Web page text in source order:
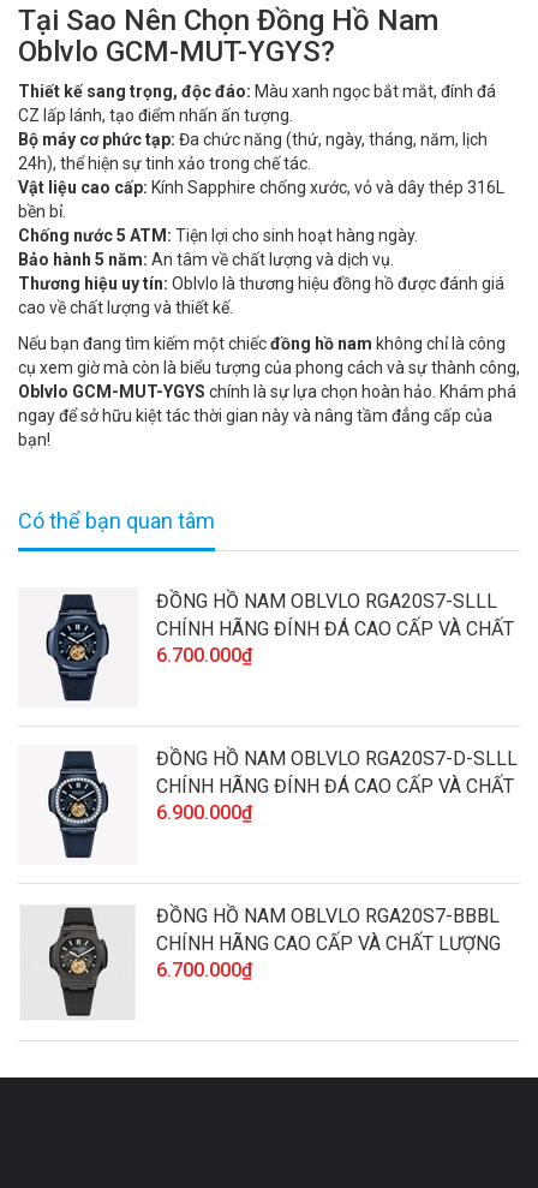
Tại Sao Nên Chọn Đồng Hồ Nam
Oblvlo GCM-MUT-YGYS?
Thiết kế sang trọng, độc đáo: Màu xanh ngọc bắt mắt, đính đá
CZ lấp lánh, tạo điểm nhấn ấn tượng.
Bộ máy cơ phức tạp: Đa chức năng (thứ, ngày, tháng, năm, lịch
24h), thể hiện sự tinh xảo trong chế tác.
Vật liệu cao cấp: Kính Sapphire chống xước, vỏ và dây thép 316L
bền bỉ.
Chống nước 5 ATM: Tiện lợi cho sinh hoạt hàng ngày.
Bảo hành 5 năm: An tâm về chất lượng và dịch vụ.
Thương hiệu uy tín: Oblvlo là thương hiệu đồng hồ được đánh giá
cao về chất lượng và thiết kế.
Nếu bạn đang tìm kiếm một chiếcđồng hồ nam không chỉ là công
cụ xem giờ mà còn là biểu tượng của phong cách và sự thành công,
Oblvlo GCM-MUT-YGYS chính là sự lựa chọn hoàn hảo. Khám phá
ngay để sở hữu kiệt tác thời gian này và nâng tầm đẳng cấp của
bạn!
Có thể bạn quan tâm
ĐỒNG HỒ NAM OBLVLO RGA20S7-SLLL
CHÍNH HÃNG ĐÍNH ĐÁ CAO CẤP VÀ CHẤT
LƯỢNG
6.700.000₫
ĐỒNG HỒ NAM OBLVLO RGA20S7-D-SLLL
CHÍNH HÃNG ĐÍNH ĐÁ CAO CẤP VÀ CHẤT
LƯỢNG
6.900.000₫
ĐỒNG HỒ NAM OBLVLO RGA20S7-BBBL
CHÍNH HÃNG CAO CẤP VÀ CHẤT LƯỢNG
6.700.000₫